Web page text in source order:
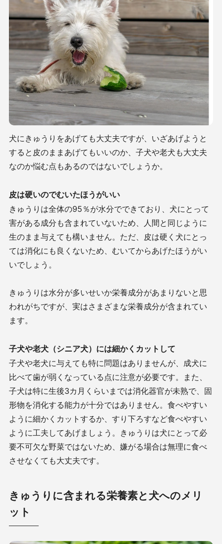
犬にきゅうりをあげても大丈夫ですが、いざあげようと
すると皮のままあげてもいいのか、子犬や老犬も大丈夫
なのか悩む点もあるのではないでしょうか。
皮は硬いのでむいたほうがいい
きゅうりは全体の95％が水分でできており、犬にとって
害がある成分も含まれていないため、人間と同じように
生のまま与えても構いません。ただ、皮は硬く犬にとっ
ては消化にも良くないため、むいてからあげたほうがい
いでしょう。
きゅうりは水分が多いせいか栄養成分があまりないと思
われがちですが、実はさまざまな栄養成分が含まれてい
ます。
子犬や老犬（シニア犬）には細かくカットして
子犬や老犬に与えても特に問題はありませんが、成犬に
比べて歯が弱くなっている点に注意が必要です。また、
子犬は特に生後3カ月くらいまでは消化器官が未熟で、固
形物を消化する能力が十分ではありません。食べやすい
ように細かくカットするか、すり下ろすなど食べやすい
ように工夫してあげましょう。きゅうりは犬にとって必
要不可欠な野菜ではないため、嫌がる場合は無理に食べ
させなくても大丈夫です。
きゅうりに含まれる栄養素と犬へのメリ
ット